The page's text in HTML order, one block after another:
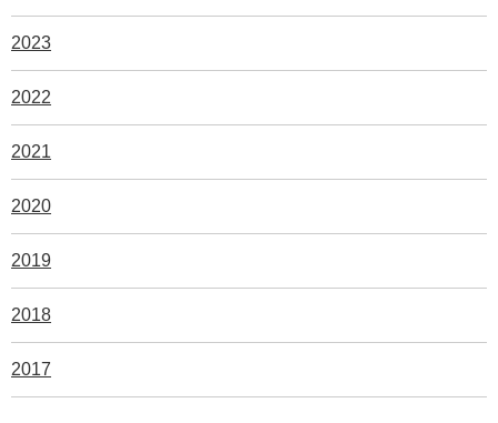
2023
2022
2021
2020
2019
2018
2017